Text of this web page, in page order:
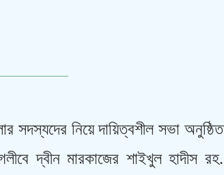
সদস্যদের নিয়ে দায়িত্বশীল সভা অনুষ্ঠিত
দ্বীন মারকাজের শাইখুল হাদীস রহ.